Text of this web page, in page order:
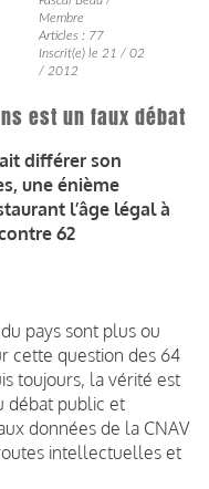
Membre
Articles : 77
Inscrit(e) le 21 / 02
/ 2012
est un faux débat
différer son
une énième
l’âge légal à
62
pays sont plus ou
cette question des 64
toujours, la vérité est
débat public et
données de la CNAV
intellectuelles et